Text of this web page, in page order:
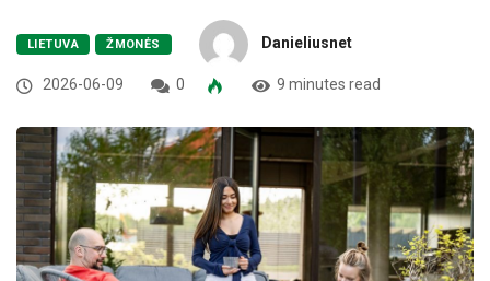
LIETUVA ŽMONĖS Danieliusnet
2026-06-09 0 9 minutes read